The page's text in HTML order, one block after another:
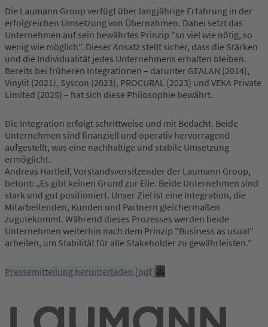
Die Laumann Group verfügt über langjährige Erfahrung in der
erfolgreichen Umsetzung von Übernahmen. Dabei setzt das
Unternehmen auf sein bewährtes Prinzip "so viel wie nötig, so
wenig wie möglich". Dieser Ansatz stellt sicher, dass die Stärken
und die Individualität jedes Unternehmens erhalten bleiben.
Bereits bei früheren Integrationen – darunter GEALAN (2014),
Vinylit (2021), Syscon (2023), PROCURAL (2023) und VEKA Private
Limited (2025) – hat sich diese Philosophie bewährt.
Die Integration erfolgt schrittweise und mit Bedacht. Beide
Unternehmen sind finanziell und operativ hervorragend
aufgestellt, was eine nachhaltige und stabile Umsetzung
ermöglicht.
Andreas Hartleif, Vorstandsvorsitzender der Laumann Group,
betont: „Es gibt keinen Grund zur Eile. Beide Unternehmen sind
stark und gut positioniert. Unser Ziel ist eine Integration, die
Mitarbeitenden, Kunden und Partnern gleichermaßen
zugutekommt. Während dieses Prozesses werden beide
Unternehmen weiterhin nach dem Prinzip "Business as usual"
arbeiten, um Stabilität für alle Stakeholder zu gewährleisten.“
Pressemitteilung herunterladen [pdf]